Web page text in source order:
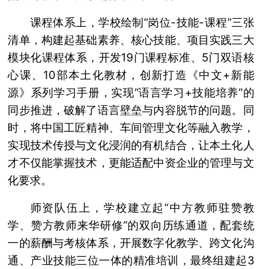
课程体系上，学校绘制“岗位-技能-课程”三张
清单，构建起基础素养、核心技能、项目实践三大
模块化课程体系，开发19门课程标准、5门双语核
心课、10部本土化教材，创新打造《中文+新能
源》系列学习手册，实现“语言学习+技能培养”的
同步推进，破解了语言壁垒与内容脱节的问题。同
时，将中国工匠精神、车间管理文化等融入教学，
实现技术传授与文化浸润的有机结合，让本土化人
才不仅能掌握技术，更能适配中资企业的管理与文
化要求。
师资队伍上，学校建立起“中方教师驻赞教
学、赞方教师来华研修”的双向历练通道，配套统
一的薪酬与考核体系，开展数字化教学、跨文化沟
通、产业技能三位一体的精准培训，最终组建起3